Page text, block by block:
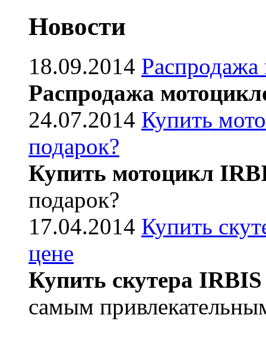
Новости
18.09.2014
Распродажа
24.07.2014 Купить
подарок?
Купить мотоцикл
подарок?
17.04.2014 Купить
цене
Купить скутера IRBIS
самым